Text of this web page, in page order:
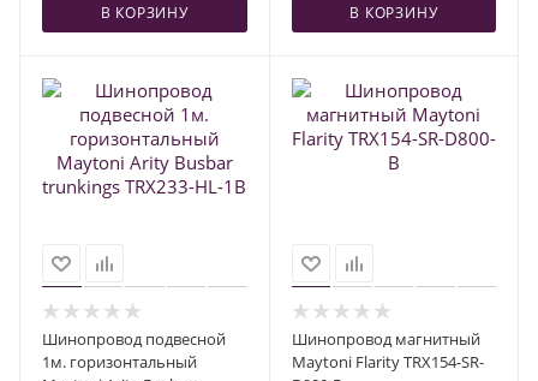
В КОРЗИНУ В КОРЗИНУ
Шинопровод подвесной
1м. горизонтальный
Шинопровод магнитный
Maytoni Flarity TRX154-SR-